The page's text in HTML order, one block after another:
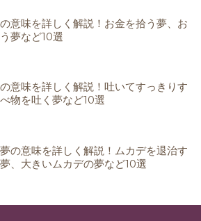
意味を詳しく解説！お金を拾う夢、お
夢など10選
意味を詳しく解説！吐いてすっきりす
物を吐く夢など10選
の意味を詳しく解説！ムカデを退治す
、大きいムカデの夢など10選